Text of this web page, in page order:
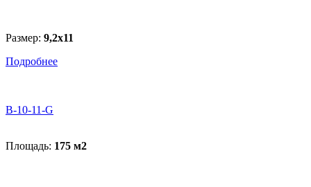
Размер: 9,2х11
Подробнее
В-10-11-G
Площадь: 175 м2